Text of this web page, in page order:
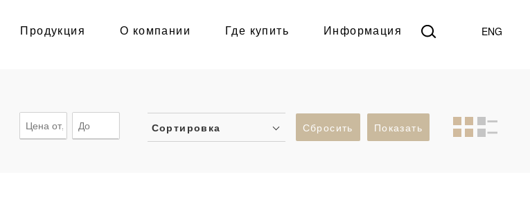
Продукция О компании Где купить Информация ENG
Сортировка Сбросить Показать